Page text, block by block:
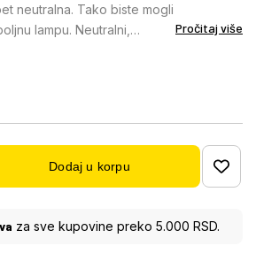
neutralna. Tako biste mogli
lampu. Neutralni,
od belog aluminijuma i opal
svetlosti (maks. 60 W), a
i boje svetlosti. Zbog uštede
preporučujemo LED sijalice.
Pročitaj više
Dodaj u korpu
za sve kupovine preko 5.000 RSD.